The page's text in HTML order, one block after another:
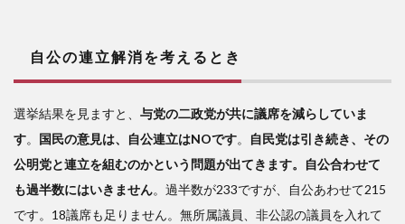
自公の連立解消を考えるとき
選挙結果を見ますと、 与党の二政党が共に議席を減らしていま
す。 国民の意見は、自公連立はNOです。
自民党は引き続き、その
公明党と連立を組むのかという問題が出てきます。自公合わせて
も過半数にはいきません。過半数が233ですが、自公あわせて215
です。18議席も足りません。無所属議員、非公認の議員を入れて